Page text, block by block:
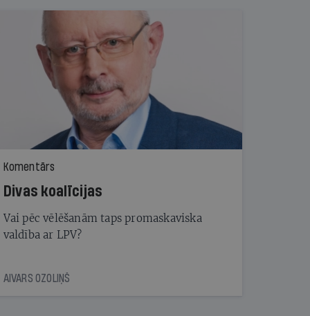
Komentārs
Divas koalīcijas
Vai pēc vēlēšanām taps promaskaviska
valdība ar LPV?
AIVARS OZOLIŅŠ